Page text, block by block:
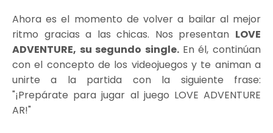
Ahora es el momento de volver a bailar al mejor
ritmo gracias a las chicas. Nos presentan LOVE
ADVENTURE, su segundo single. En él, continúan
con el concepto de los videojuegos y te animan a
unirte a la partida con la siguiente frase:
"¡Prepárate para jugar al juego LOVE ADVENTURE
AR!"